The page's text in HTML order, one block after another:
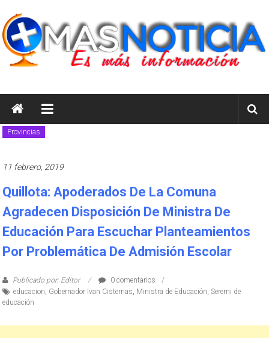
contenido
Es
Información
Provincias
11 febrero, 2019
Quillota: Apoderados De La Comuna
Agradecen Disposición De Ministra De
Educación Para Escuchar Planteamientos
Por Problemática De Admisión Escolar
Publicado por: Editor
0 comentarios
educacion, Gobernador Ivan Cisternas, Ministra de Educación,Seremi de
educación